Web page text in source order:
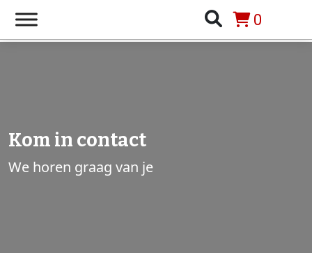
0
Kom in contact
We horen graag van je